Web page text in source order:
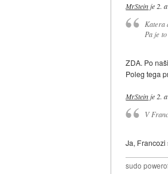
MrStein je 2.
Katera
Pa je
ZDA. Po
Poleg tega
MrStein je 2.
V
Ja,
sudo